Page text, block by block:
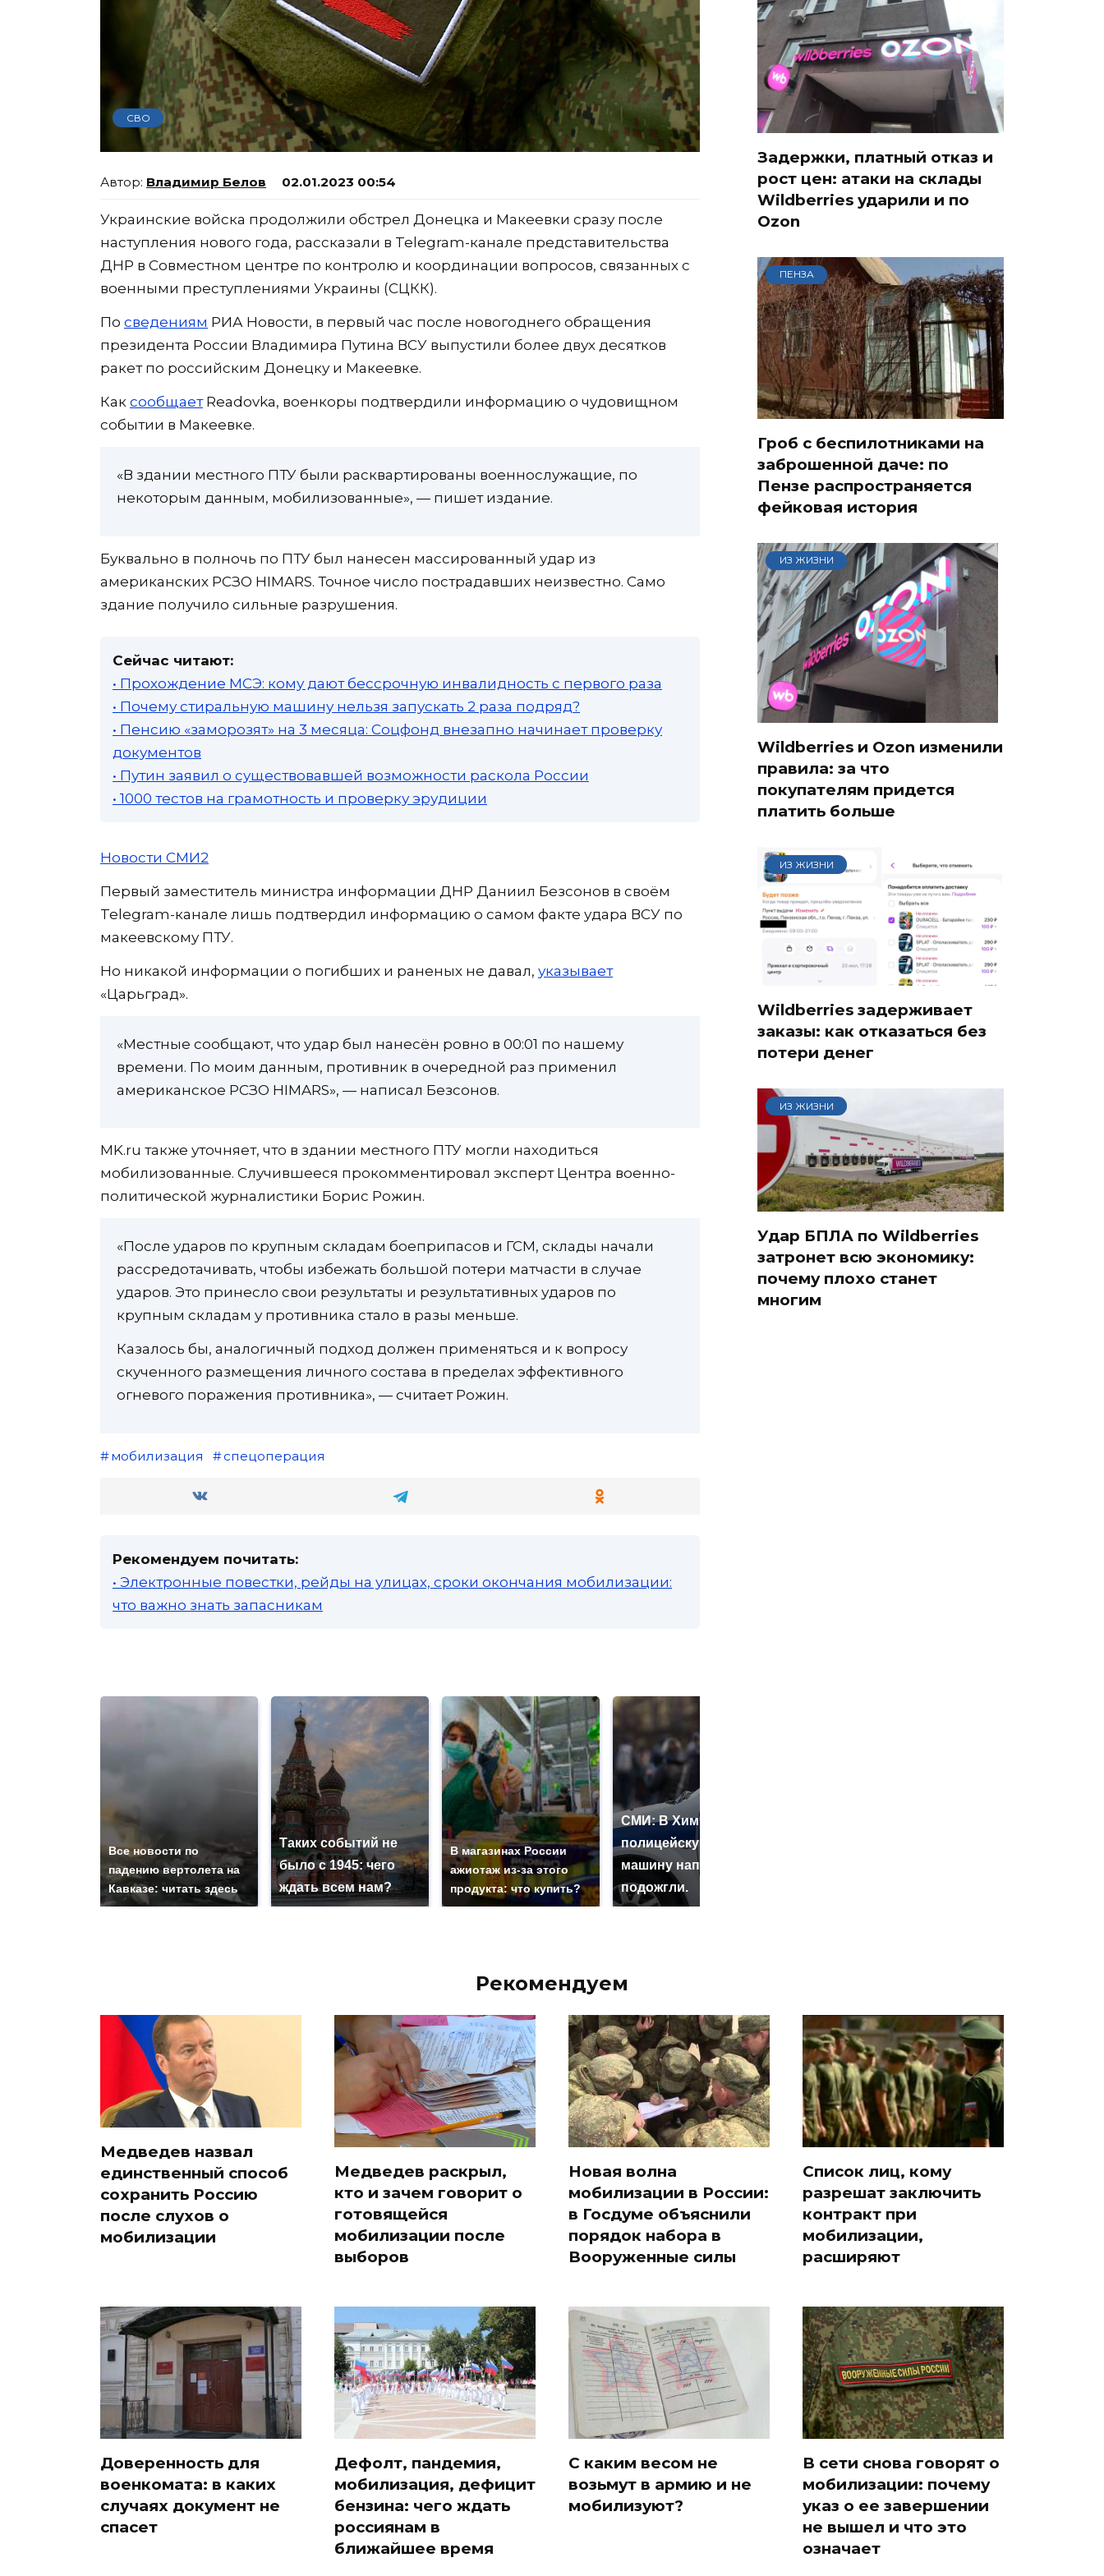
СВО
Владимир Белов 02.01.2023 00:54
Украинские войска продолжили обстрел Донецка и Макеевки сразу после
наступления нового года, рассказали в Telegram-канале представительства
ДНР в Совместном центре по контролю и координации вопросов, связанных с
военными преступлениями Украины (СЦКК).
По сведениям РИА Новости, в первый час после новогоднего обращения
президента России Владимира Путина ВСУ выпустили более двух десятков
ракет по российским Донецку и Макеевке.
Как сообщаетReadovka, военкоры подтвердили информацию о чудовищном
событии в Макеевке.
«В здании местного ПТУ были расквартированы военнослужащие, по
некоторым данным, мобилизованные», — пишет издание.
Буквально в полночь по ПТУ был нанесен массированный удар из
американских РСЗО HIMARS. Точное число пострадавших неизвестно. Само
здание получило сильные разрушения.
Сейчас читают:
• Прохождение МСЭ: кому дают бессрочную инвалидность с первого раза
• Почему стиральную машину нельзя запускать 2 раза подряд?
• Пенсию «заморозят» на 3 месяца: Соцфонд внезапно начинает проверку
документов
• Путин заявил о существовавшей возможности раскола России
• 1000 тестов на грамотность и проверку эрудиции
Новости СМИ2
Первый заместитель министра информации ДНР Даниил Безсонов в своём
Telegram-канале лишь подтвердил информацию о самом факте удара ВСУ по
макеевскому ПТУ.
Но никакой информации о погибших и раненых не давал, указывает
«Царьград».
«Местные сообщают, что удар был нанесён ровно в 00:01 по нашему
времени. По моим данным, противник в очередной раз применил
американское РСЗО HIMARS», — написал Безсонов.
MK.ru также уточняет, что в здании местного ПТУ могли находиться
мобилизованные. Случившееся прокомментировал эксперт Центра военно-
политической журналистики Борис Рожин.
«После ударов по крупным складам боеприпасов и ГСМ, склады начали
рассредотачивать, чтобы избежать большой потери матчасти в случае
ударов. Это принесло свои результаты и результативных ударов по
крупным складам у противника стало в разы меньше.
Казалось бы, аналогичный подход должен применяться и к вопросу
скученного размещения личного состава в пределах эффективного
огневого поражения противника», — считает Рожин.
мобилизация спецоперация
Рекомендуем почитать:
• Электронные повестки, рейды на улицах, сроки окончания мобилизации:
что важно знать запасникам
Все новости по
падению вертолета на
Кавказе: читать здесь
Таких событий не
было с 1945: чего
ждать всем нам?
В магазинах России
ажиотаж из-за этого
продукта: что купить?
СМИ: В Химках на
полицейскую
машину напали и
подожгли.
Задержки, платный отказ и
рост цен: атаки на склады
Wildberries ударили и по
Ozon
ПЕНЗА
Гроб с беспилотниками на
заброшенной даче: по
Пензе распространяется
фейковая история
ИЗ ЖИЗНИ
Wildberries и Ozon изменили
правила: за что
покупателям придется
платить больше
ИЗ ЖИЗНИ
Wildberries задерживает
заказы: как отказаться без
потери денег
ИЗ ЖИЗНИ
Удар БПЛА по Wildberries
затронет всю экономику:
почему плохо станет
многим
Рекомендуем
Медведев назвал
единственный способ
сохранить Россию
после слухов о
мобилизации
Медведев раскрыл,
кто и зачем говорит о
готовящейся
мобилизации после
выборов
Новая волна
мобилизации в России:
в Госдуме объяснили
порядок набора в
Вооруженные силы
Список лиц, кому
разрешат заключить
контракт при
мобилизации,
расширяют
Доверенность для
военкомата: в каких
случаях документ не
спасет
Дефолт, пандемия,
мобилизация, дефицит
бензина: чего ждать
россиянам в
ближайшее время
С каким весом не
возьмут в армию и не
мобилизуют?
В сети снова говорят о
мобилизации: почему
указ о ее завершении
не вышел и что это
означает